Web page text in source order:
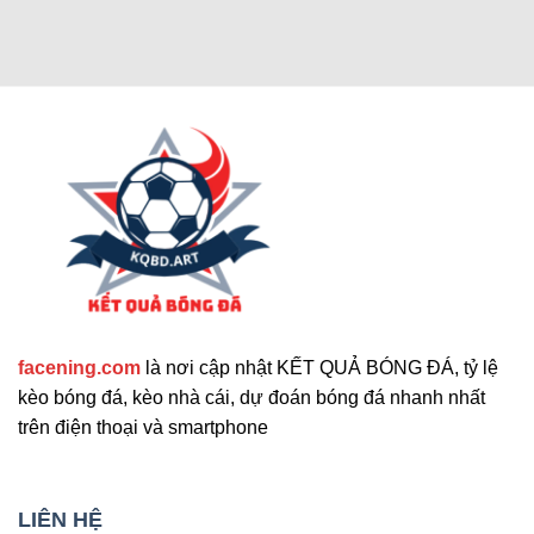
Ngoài các tính năng chính, trang web còn cung
cấp nhiều công cụ hỗ trợ khác. Những tính năng
mở rộng nổi bật mà bạn không nên bỏ qua. Chúng
facening.com là nơi cập nhật KẾT QUẢ BÓNG ĐÁ, tỷ lệ
kèo bóng đá, kèo nhà cái, dự đoán bóng đá nhanh nhất
trên điện thoại và smartphone
LIÊN HỆ